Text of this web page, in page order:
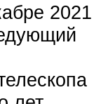
2021